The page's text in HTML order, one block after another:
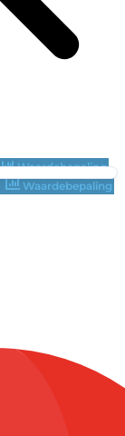
Waardebepaling
Waardebepaling